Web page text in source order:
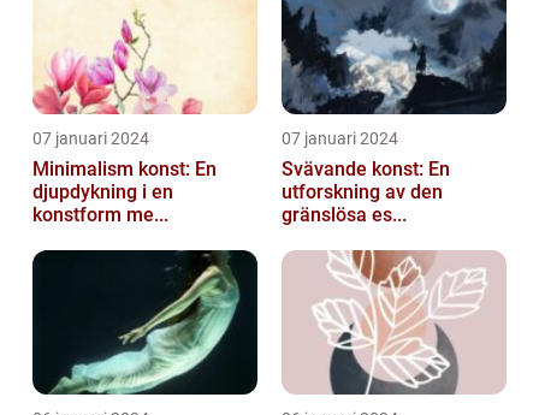
07 januari 2024
Minimalism konst: En
djupdykning i en
konstform me...
07 januari 2024
Svävande konst: En
utforskning av den
gränslösa es...